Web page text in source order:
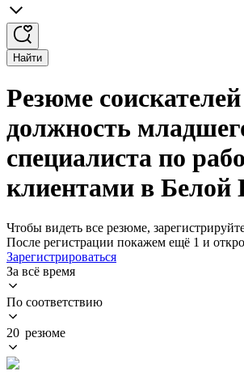
Найти
Резюме
должность
специалиста по
клиентами в Белой
Чтобы видеть все резюме,
После регистрации покажем ещё 1 и
Зарегистрироваться
За всё время
По соответствию
20 резюме